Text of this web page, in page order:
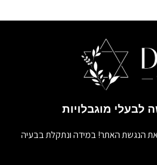
מוגבלויות
הנגשת האתר! במידה ונתקלת בבעיה